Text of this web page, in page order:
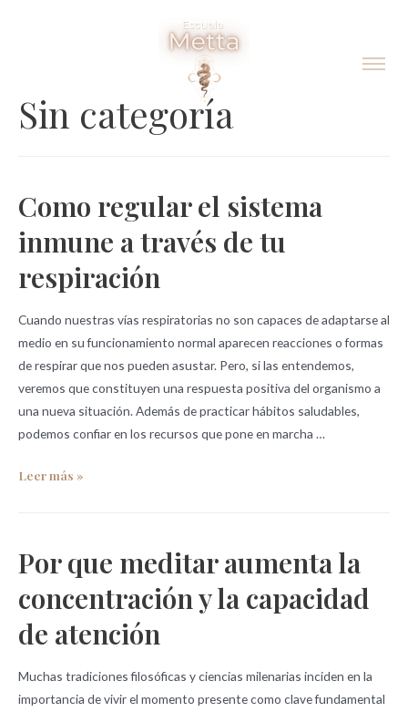
Sin categoría
Como regular el sistema
inmune a través de tu
respiración
Cuando nuestras vías respiratorias no son capaces de adaptarse al
medio en su funcionamiento normal aparecen reacciones o formas
de respirar que nos pueden asustar. Pero, si las entendemos,
veremos que constituyen una respuesta positiva del organismo a
una nueva situación. Además de practicar hábitos saludables,
podemos confiar en los recursos que pone en marcha …
Leer más »
Por que meditar aumenta la
concentración y la capacidad
de atención
Muchas tradiciones filosóficas y ciencias milenarias inciden en la
importancia de vivir el momento presente como clave fundamental